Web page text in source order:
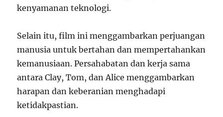
kenyamanan teknologi.
Selain itu, film ini menggambarkan perjuangan
manusia untuk bertahan dan mempertahankan
kemanusiaan. Persahabatan dan kerja sama
antara Clay, Tom, dan Alice menggambarkan
harapan dan keberanian menghadapi
ketidakpastian.